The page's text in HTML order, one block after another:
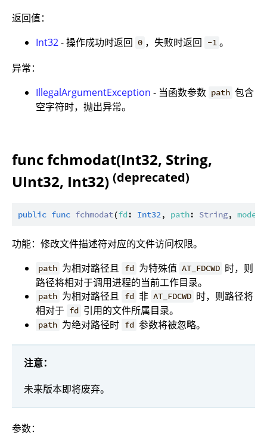
返回值：
Int32- 操作成功时返回 0 ，失败时返回 -1 。
异常：
IllegalArgumentException - 当函数参数 path 包含
空字符时，抛出异常。
func fchmodat(Int32, String,
UInt32, Int32) (deprecated)
public func fchmodat(fd: Int32 , path: String, mode
功能：修改文件描述符对应的文件访问权限。
path 为相对路径且 fd 为特殊值 AT_FDCWD 时，则
路径将相对于调用进程的当前工作目录。
path 为相对路径且 fd 非 AT_FDCWD 时，则路径将
相对于 fd 引用的文件所属目录。
path 为绝对路径时 fd 参数将被忽略。
注意：
未来版本即将废弃。
参数：